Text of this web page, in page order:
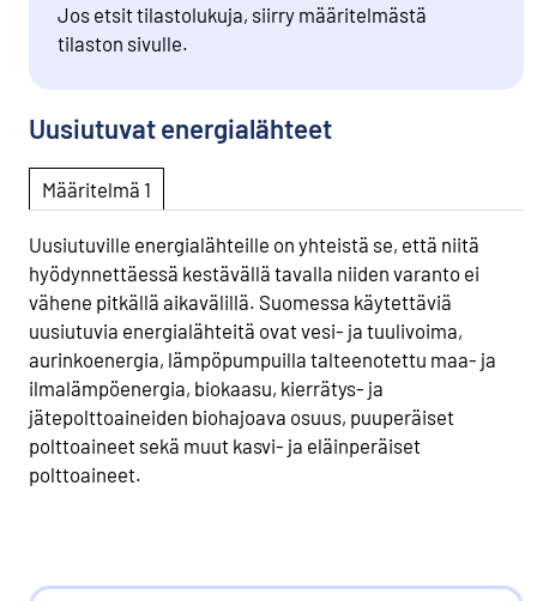
Jos etsit tilastolukuja, siirry määritelmästä
tilaston sivulle.
Uusiutuvat energialähteet
Määritelmä 1
Uusiutuville energialähteille on yhteistä se, että niitä
hyödynnettäessä kestävällä tavalla niiden varanto ei
vähene pitkällä aikavälillä. Suomessa käytettäviä
uusiutuvia energialähteitä ovat vesi- ja tuulivoima,
aurinkoenergia, lämpöpumpuilla talteenotettu maa- ja
ilmalämpöenergia, biokaasu, kierrätys- ja
jätepolttoaineiden biohajoava osuus, puuperäiset
polttoaineet sekä muut kasvi- ja eläinperäiset
polttoaineet.